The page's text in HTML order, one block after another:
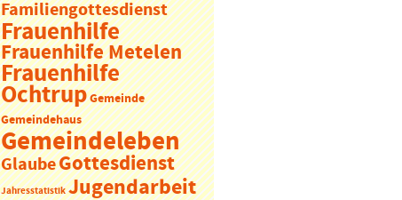
Familiengottesdienst
Frauenhilfe
Frauenhilfe Metelen
Frauenhilfe
Ochtrup Gemeinde
Gemeindehaus
Gemeindeleben
GlaubeGottesdienst
Jahresstatistik Jugendarbeit